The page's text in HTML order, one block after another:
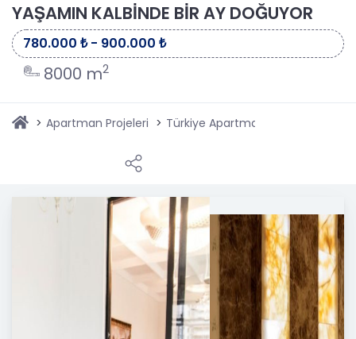
YAŞAMIN KALBİNDE BİR AY DOĞUYOR
780.000 ₺ - 900.000 ₺
8000 m2
Apartman Projeleri Türkiye Apartman Projeleri